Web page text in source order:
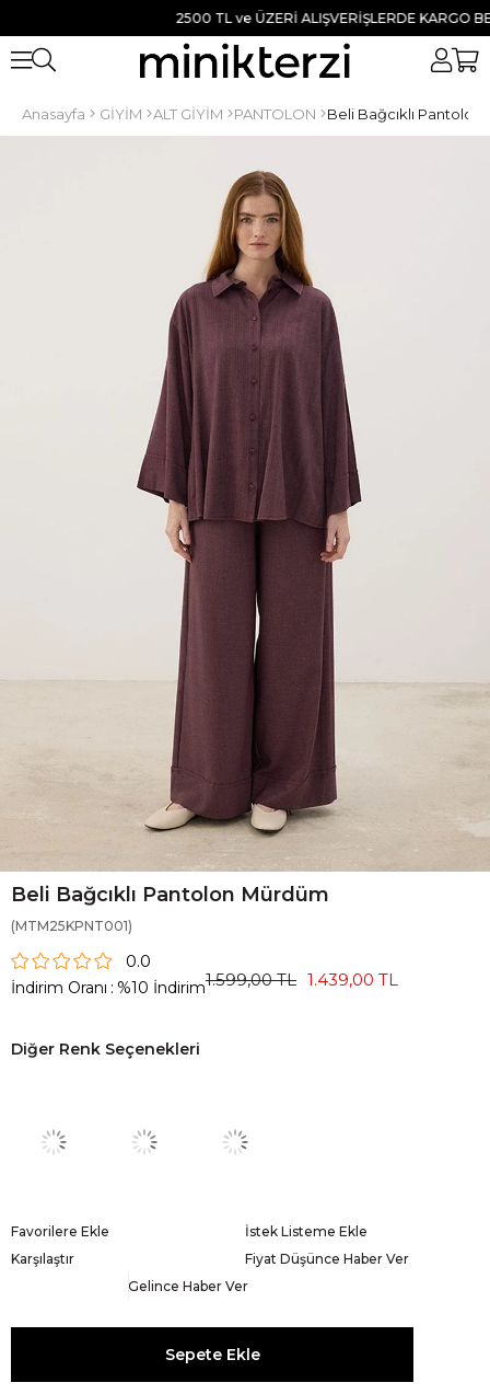
2500 TL ve ÜZERİ ALIŞVERİŞLERDE KARGO
Anasayfa GİYİM ALT GİYİM PANTOLON Beli Bağcıklı Pantolon
Beli Bağcıklı Pantolon Mürdüm
(MTM25KPNT001)
0.0
İndirim Oranı : %10 İndirim1.599,00 TL 1.439,00 TL
Diğer Renk Seçenekleri
Favorilere Ekle
İstek Listeme Ekle
Karşılaştır
Fiyat Düşünce Haber Ver
Gelince Haber Ver